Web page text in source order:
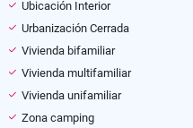
Ubicación Interior
Urbanización Cerrada
Vivienda bifamiliar
Vivienda multifamiliar
Vivienda unifamiliar
Zona camping